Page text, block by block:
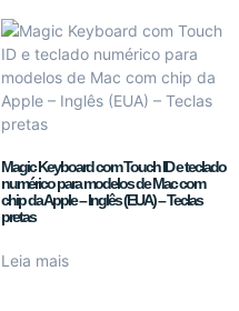
Magic Keyboard com Touch ID e teclado
numérico para modelos de Mac com
chip da Apple – Inglês (EUA) – Teclas
pretas
Leia mais